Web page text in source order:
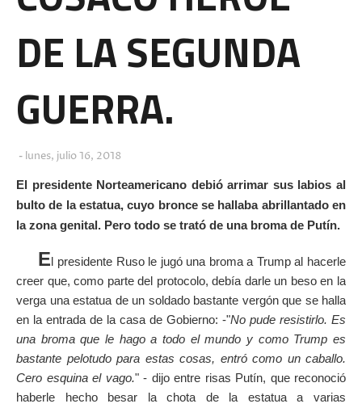
DE LA SEGUNDA
GUERRA.
lunes, julio 16, 2018
El presidente Norteamericano debió arrimar sus labios al
bulto de la estatua, cuyo bronce se hallaba abrillantado en
la zona genital. Pero todo se trató de una broma de Putín.
El presidente Ruso le jugó una broma a Trump al hacerle
creer que, como parte del protocolo, debía darle un beso en la
verga una estatua de un soldado bastante vergón que se halla
en la entrada de la casa de Gobierno: -"No pude resistirlo. Es
una broma que le hago a todo el mundo y como Trump es
bastante pelotudo para estas cosas, entró como un caballo.
Cero esquina el vago." - dijo entre risas Putín, que reconoció
haberle hecho besar la chota de la estatua a varias